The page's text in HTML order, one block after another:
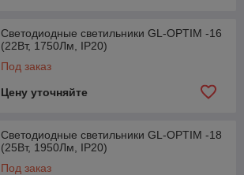
Светодиодные светильники GL-OPTIM -16
(22Вт, 1750Лм, IP20)
Под заказ
Цену уточняйте
Светодиодные светильники GL-OPTIM -18
(25Вт, 1950Лм, IP20)
Под заказ